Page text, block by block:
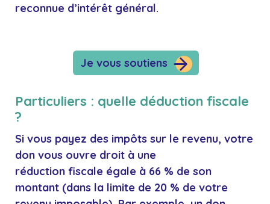
reconnue d’intérêt général.
Je vous soutiens
Particuliers : quelle déduction fiscale
?
Si vous payez des impôts sur le revenu, votre
don vous ouvre droit à une
réduction fiscale égale à 66 % de son
montant (dans la limite de 20 % de votre